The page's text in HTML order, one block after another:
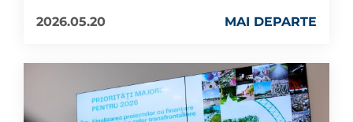
2026.05.20
MAI DEPARTE